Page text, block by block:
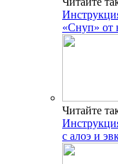
«Снуп» от
Читайте
с алоэ и